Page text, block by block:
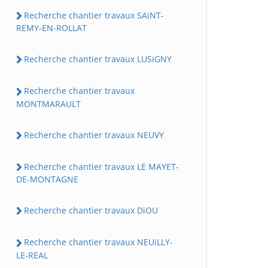
Recherche chantier travaux SAiNT-
REMY-EN-ROLLAT
Recherche chantier travaux LUSiGNY
Recherche chantier travaux
MONTMARAULT
Recherche chantier travaux NEUVY
Recherche chantier travaux LE MAYET-
DE-MONTAGNE
Recherche chantier travaux DiOU
Recherche chantier travaux NEUiLLY-
LE-REAL